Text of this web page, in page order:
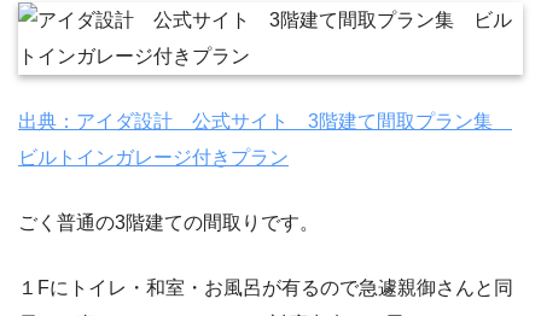
出典：アイダ設計 公式サイト 3階建て間取プラン集
ビルトインガレージ付きプラン
ごく普通の3階建ての間取りです。
１Fにトイレ・和室・お風呂が有るので急遽親御さんと同